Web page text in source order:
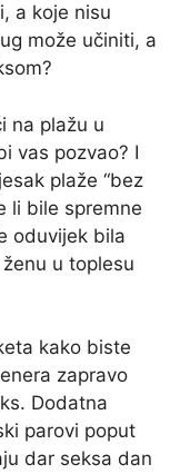
a koje nisu
može učiniti, a
na plažu u
vas pozvao? I
plaže “bez
li bile spremne
oduvijek bila
u toplesu
kako biste
zapravo
Dodatna
parovi poput
dar seksa dan